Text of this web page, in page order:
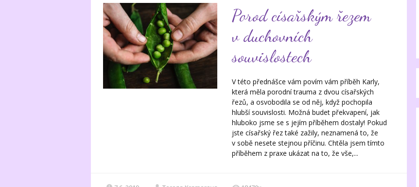
Porod císařským řezem
v duchovních
souvislostech
V této přednášce vám povím vám příběh Karly,
která měla porodní trauma z dvou císařských
řezů, a osvobodila se od něj, když pochopila
hlubší souvislosti. Možná budet překvapení, jak
hluboko jsme se s jejím příběhem dostaly! Pokud
jste císařský řez také zažily, neznamená to, že
v sobě nesete stejnou příčinu. Chtěla jsem tímto
příběhem z praxe ukázat na to, že vše,...